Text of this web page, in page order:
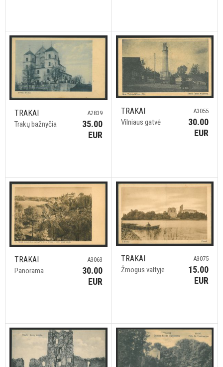
TRAKAI
Trakų bažnyčia
A2839
35.00
EUR
TRAKAI
Vilniaus gatvė
A3055
30.00
EUR
TRAKAI
Panorama
A3063
30.00
EUR
TRAKAI
Žmogus valtyje
A3075
15.00
EUR